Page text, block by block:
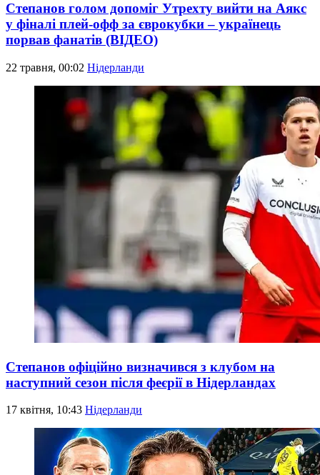
Степанов голом допоміг Утрехту вийти на Аякс
у фіналі плей-офф за єврокубки – українець
порвав фанатів (ВІДЕО)
22 травня, 00:02 Нідерланди
Степанов офіційно визначився з клубом на
наступний сезон після феєрії в Нідерландах
17 квітня, 10:43 Нідерланди